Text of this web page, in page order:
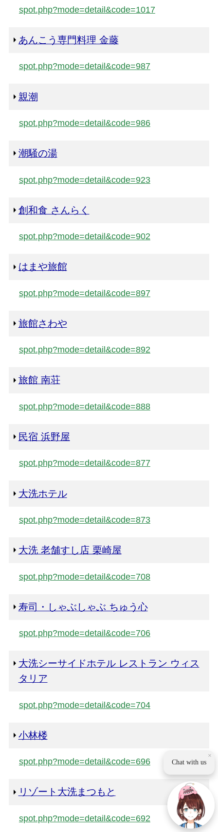
spot.php?mode=detail&code=1017
あんこう専門料理 金藤
spot.php?mode=detail&code=987
親潮
spot.php?mode=detail&code=986
潮騒の湯
spot.php?mode=detail&code=923
創和食 さんらく
spot.php?mode=detail&code=902
はまや旅館
spot.php?mode=detail&code=897
旅館さわや
spot.php?mode=detail&code=892
旅館 南荘
spot.php?mode=detail&code=888
民宿 浜野屋
spot.php?mode=detail&code=877
大洗ホテル
spot.php?mode=detail&code=873
大洗 老舗すし店 栗崎屋
spot.php?mode=detail&code=708
寿司・しゃぶしゃぶ ちゅう心
spot.php?mode=detail&code=706
大洗シーサイドホテル レストラン ウィス
タリア
spot.php?mode=detail&code=704
小林楼
spot.php?mode=detail&code=696
リゾート大洗まつもと
spot.php?mode=detail&code=692
×
Chat with us